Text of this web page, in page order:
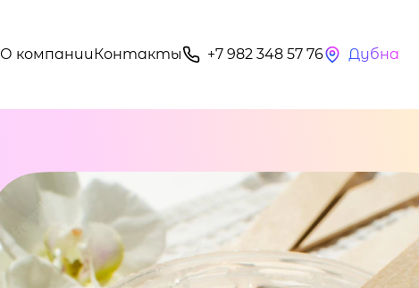
О компанииКонтакты +7 982 348 57 76 Дубна